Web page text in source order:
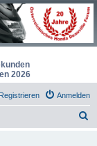
2026
Anmelden
Registrieren